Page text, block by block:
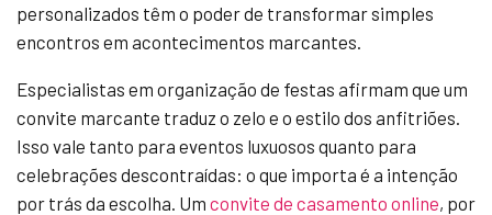
personalizados têm o poder de transformar simples
encontros em acontecimentos marcantes.
Especialistas em organização de festas afirmam que um
convite marcante traduz o zelo e o estilo dos anfitriões.
Isso vale tanto para eventos luxuosos quanto para
celebrações descontraídas: o que importa é a intenção
por trás da escolha. Um convite de casamento online, por